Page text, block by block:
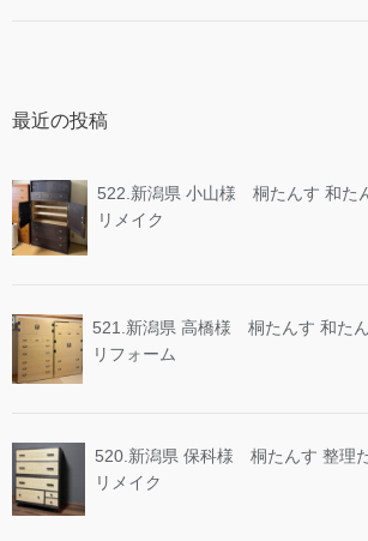
最近の投稿
522.新潟県 小山様 桐たんす 和た
リメイク
521.新潟県 高橋様 桐たんす 和た
リフォーム
520.新潟県 保科様 桐たんす 整理
リメイク